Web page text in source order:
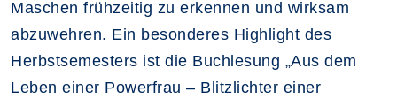
Maschen frühzeitig zu erkennen und wirksam
abzuwehren. Ein besonderes Highlight des
Herbstsemesters ist die Buchlesung „Aus dem
Leben einer Powerfrau – Blitzlichter einer